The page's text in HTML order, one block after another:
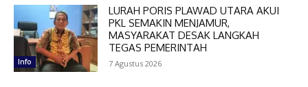
Info
LURAH PORIS PLAWAD UTARA AKUI
PKL SEMAKIN MENJAMUR,
MASYARAKAT DESAK LANGKAH
TEGAS PEMERINTAH
7 Agustus 2026